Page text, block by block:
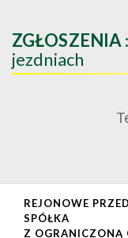
ZGŁOSZENIA
jezdniach
REJONOWE
SPÓŁKA
Z OGRANICZONĄ